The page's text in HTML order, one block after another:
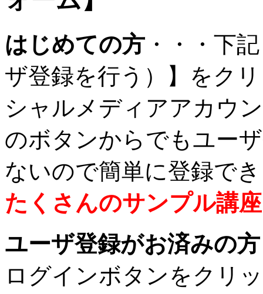
はじめての方 ・・・下
ザ登録を行う）】をク
シャルメディアアカウ
のボタンからでもユー
ないので簡単に登録で
たくさんのサンプル講
ユーザ登録がお済みの方
ログインボタンをクリ